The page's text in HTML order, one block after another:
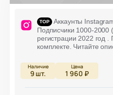
Аккаунты
Подписчики 1000-
регистрации 2022 год
комплекте. Читайте
9 шт. 1 960 ₽